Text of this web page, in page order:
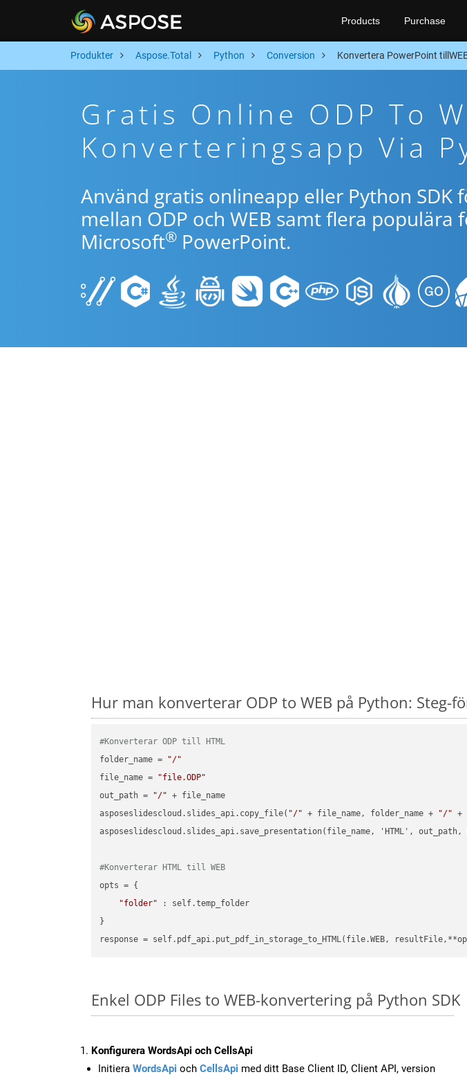
Products Purchase
Produkter Aspose.Total Python Conversion Konvertera PowerPoint
Gratis Online ODP To
Konverteringsapp Via
Använd gratis onlineapp eller Python SDK
mellan ODP och WEB samt flera populära
Microsoft® PowerPoint.
Hur man konverterar ODP to WEB på Python: Steg-
#Konverterar ODP till HTML
folder_name =
"/"
file_name =
"file.ODP"
out_path =
"/" + file_name
asposeslidescloud.slides_api.copy_file( "/" + file_name, folder_name + "/" +
asposeslidescloud.slides_api.save_presentation(file_name, 'HTML', out_path,
#Konverterar HTML till WEB
opts = {
"folder" : self.temp_folder
}
Enkel ODP Files to WEB-konvertering på Python SDK
Konfigurera WordsApi och CellsApi
Initiera WordsApi och CellsApi med ditt Base Client ID, Client API, version